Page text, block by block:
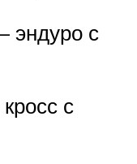
эндуро с
с